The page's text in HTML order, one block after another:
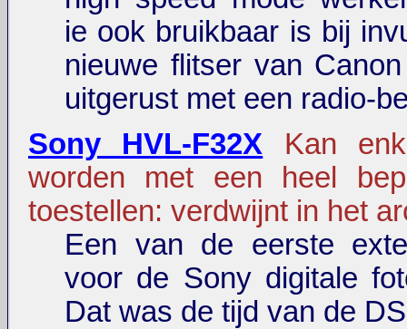
ie ook bruikbaar is bij
nieuwe flitser van
uitgerust met een radio-
Sony HVL-F32X
Kan
worden met een heel
toestellen: verdwijnt in het
Een van de eerste
voor de Sony digitale
Dat was de tijd van de